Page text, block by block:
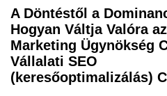
A Döntéstől a
Hogyan Váltja Valóra
Marketing Ügynökség
Vállalati SEO
(keresőoptimalizálás)